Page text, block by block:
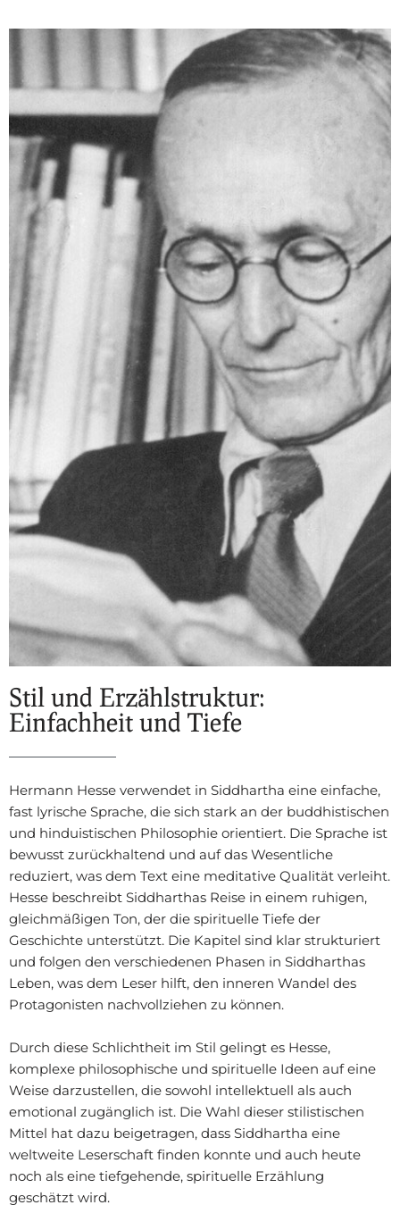
Stil und Erzählstruktur:
Einfachheit und Tiefe
Hermann Hesse verwendet in Siddhartha eine einfache,
fast lyrische Sprache, die sich stark an der buddhistischen
und hinduistischen Philosophie orientiert. Die Sprache ist
bewusst zurückhaltend und auf das Wesentliche
reduziert, was dem Text eine meditative Qualität verleiht.
Hesse beschreibt Siddharthas Reise in einem ruhigen,
gleichmäßigen Ton, der die spirituelle Tiefe der
Geschichte unterstützt. Die Kapitel sind klar strukturiert
und folgen den verschiedenen Phasen in Siddharthas
Leben, was dem Leser hilft, den inneren Wandel des
Protagonisten nachvollziehen zu können.
Durch diese Schlichtheit im Stil gelingt es Hesse,
komplexe philosophische und spirituelle Ideen auf eine
Weise darzustellen, die sowohl intellektuell als auch
emotional zugänglich ist. Die Wahl dieser stilistischen
Mittel hat dazu beigetragen, dass Siddhartha eine
weltweite Leserschaft finden konnte und auch heute
noch als eine tiefgehende, spirituelle Erzählung
geschätzt wird.